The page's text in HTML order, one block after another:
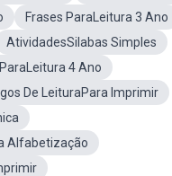
Frases ParaLeitura 3 Ano
AtividadesSilabas Simples
4 Ano
De LeituraPara Imprimir
Alfabetização